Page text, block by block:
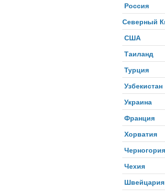
Россия
Северный
США
Таиланд
Турция
Узбекистан
Украина
Франция
Хорватия
Черногория
Чехия
Швейцария